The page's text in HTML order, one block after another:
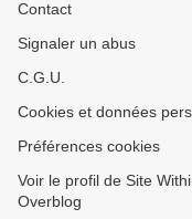
Contact
Signaler un abus
C.G.U.
Cookies et données
Préférences cookies
Voir le profil de Site
Overblog